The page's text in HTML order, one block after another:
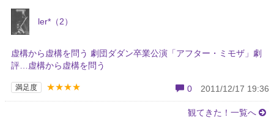
ler*（2）
虚構から虚構を問う 劇団ダダン卒業公演「アフター・ミモザ」劇
評…虚構から虚構を問う
満足度 ★★★★ 0 2011/12/17 19:36
観てきた！一覧へ